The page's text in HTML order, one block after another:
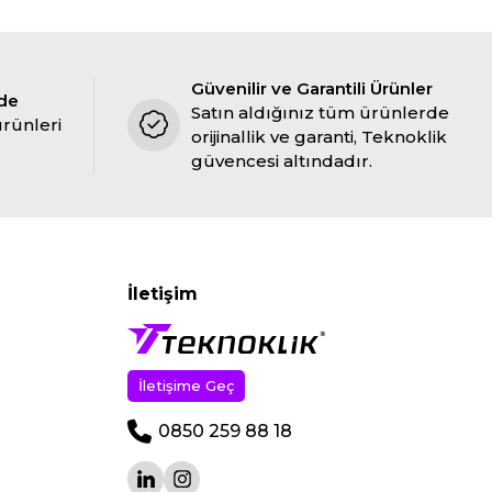
Güvenilir ve Garantili Ürünler
Satın aldığınız tüm ürünlerde
orijinallik ve garanti, Teknoklik
güvencesi altındadır.
İletişim
İletişime Geç
0850 259 88 18